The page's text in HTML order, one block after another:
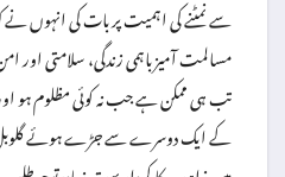
سے نمٹنے کی اہمیت پر بات کی انہوں نے
مسالمت آمیز باہمی زندگی، سلامتی
تب ہی ممکن ہے جب نہ کوئی مظلوم ہو
کے ایک دوسرے سے جڑے ہوئے گلوبل